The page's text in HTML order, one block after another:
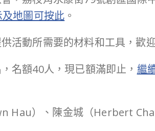
地圖可按此 。
活動所需要的材料和工具，歡
名額40人，現已額滿即止， 繼
Hau）、陳金城（Herbert